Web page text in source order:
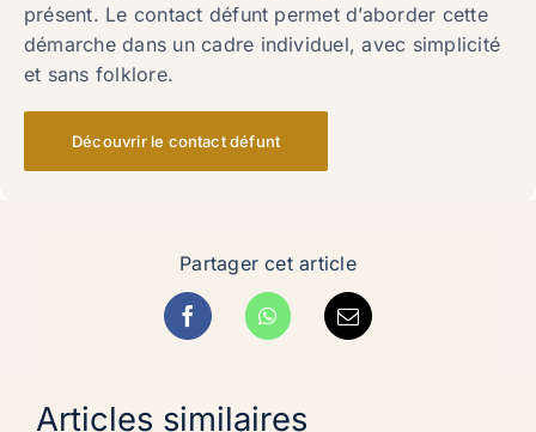
présent. Le contact défunt permet d’aborder cette
démarche dans un cadre individuel, avec simplicité
et sans folklore.
Découvrir le contact défunt
Partager cet article
Articles similaires